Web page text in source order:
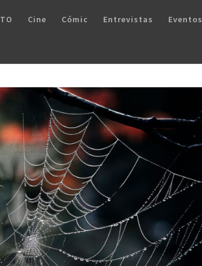
Cine Cómic Entrevistas Eventos